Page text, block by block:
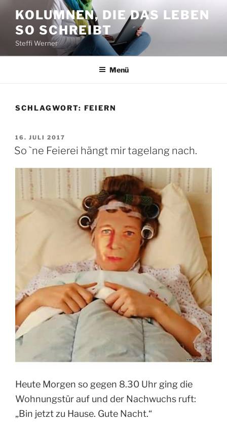
Inhalt
springen
KOLUMNEN, DIE DAS LEBEN
SO SCHREIBT
Steffi Werner
Menü
SCHLAGWORT: FEIERN
VERÖFFENTLICHT
AM
16. JULI 2017
So `ne Feierei hängt mir tagelang nach.
Heute Morgen so gegen 8.30 Uhr ging die
Wohnungstür auf und der Nachwuchs ruft:
„Bin jetzt zu Hause. Gute Nacht.“